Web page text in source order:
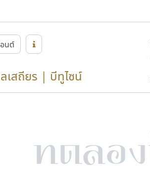
นต์
เสถียร | บีทูไซน์